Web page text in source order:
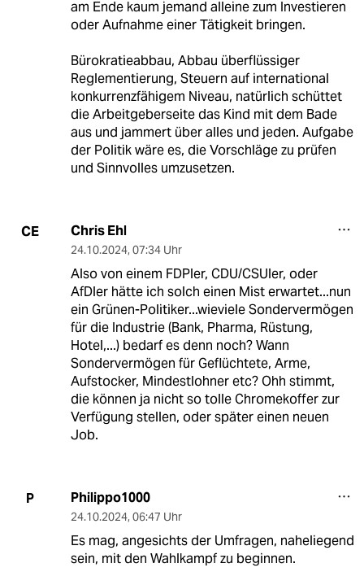
am Ende kaum jemand alleine zum Investieren
oder Aufnahme einer Tätigkeit bringen.
Bürokratieabbau, Abbau überflüssiger
Reglementierung, Steuern auf international
konkurrenzfähigem Niveau, natürlich schüttet
die Arbeitgeberseite das Kind mit dem Bade
aus und jammert über alles und jeden. Aufgabe
der Politik wäre es, die Vorschläge zu prüfen
und Sinnvolles umzusetzen.
CE Chris Ehl
24.10.2024, 07:34 Uhr
Also von einem FDPler, CDU/CSUler, oder
AfDler hätte ich solch einen Mist erwartet...nun
ein Grünen-Politiker...wieviele Sondervermögen
für die Industrie (Bank, Pharma, Rüstung,
Hotel,...) bedarf es denn noch? Wann
Sondervermögen für Geflüchtete, Arme,
Aufstocker, Mindestlohner etc? Ohh stimmt,
die können ja nicht so tolle Chromekoffer zur
Verfügung stellen, oder später einen neuen
Job.
P Philippo1000
24.10.2024, 06:47 Uhr
Es mag, angesichts der Umfragen, naheliegend
sein, mit den Wahlkampf zu beginnen.